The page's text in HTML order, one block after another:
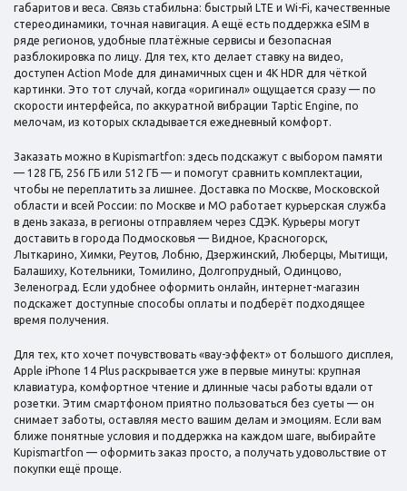
габаритов и веса. Связь стабильна: быстрый LTE и Wi-Fi, качественные
стереодинамики, точная навигация. А ещё есть поддержка eSIM в
ряде регионов, удобные платёжные сервисы и безопасная
разблокировка по лицу. Для тех, кто делает ставку на видео,
доступен Action Mode для динамичных сцен и 4K HDR для чёткой
картинки. Это тот случай, когда «оригинал» ощущается сразу — по
скорости интерфейса, по аккуратной вибрации Taptic Engine, по
мелочам, из которых складывается ежедневный комфорт.
Заказать можно в Kupismartfon: здесь подскажут с выбором памяти
— 128 ГБ, 256 ГБ или 512 ГБ — и помогут сравнить комплектации,
чтобы не переплатить за лишнее. Доставка по Москве, Московской
области и всей России: по Москве и МО работает курьерская служба
в день заказа, в регионы отправляем через СДЭК. Курьеры могут
доставить в города Подмосковья — Видное, Красногорск,
Лыткарино, Химки, Реутов, Лобню, Дзержинский, Люберцы, Мытищи,
Балашиху, Котельники, Томилино, Долгопрудный, Одинцово,
Зеленоград. Если удобнее оформить онлайн, интернет-магазин
подскажет доступные способы оплаты и подберёт подходящее
время получения.
Для тех, кто хочет почувствовать «вау-эффект» от большого дисплея,
Apple iPhone 14 Plus раскрывается уже в первые минуты: крупная
клавиатура, комфортное чтение и длинные часы работы вдали от
розетки. Этим смартфоном приятно пользоваться без суеты — он
снимает заботы, оставляя место вашим делам и эмоциям. Если вам
ближе понятные условия и поддержка на каждом шаге, выбирайте
Kupismartfon — оформить заказ просто, а получать удовольствие от
покупки ещё проще.